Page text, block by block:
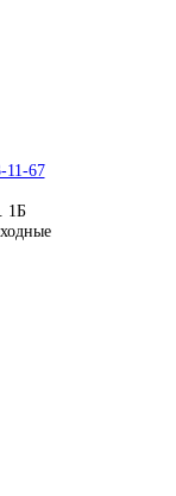
11-67
1Б